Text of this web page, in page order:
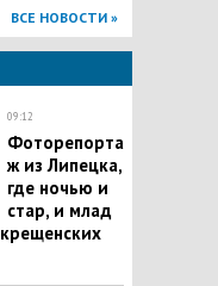
ВСЕ НОВОСТИ »
09:12
Фоторепорта
ж из Липецка,
где ночью и
стар, и млад